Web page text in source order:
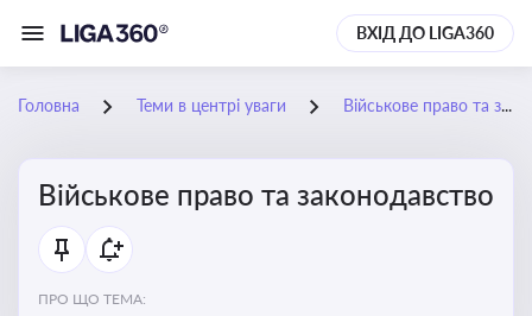
ВХІД ДО LIGA360
Головна Теми в центрі уваги Військове право та законодавство
Військове право та законодавство
ПРО ЩО ТЕМА: